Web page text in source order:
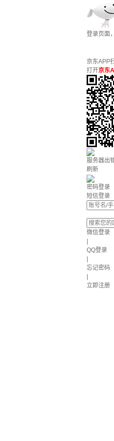
登录页面
京东APP
打开京东
服务器出
刷新
密码登录
短信登录
微信登录
QQ登录
忘记密码
立即注册